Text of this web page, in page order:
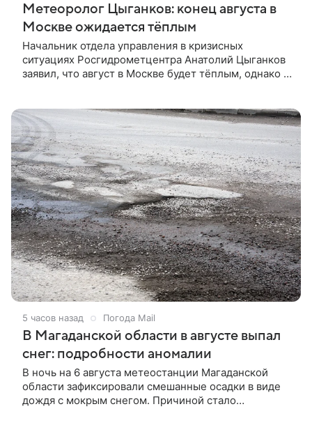
Метеоролог Цыганков: конец августа в
Москве ожидается тёплым
Начальник отдела управления в кризисных
ситуациях Росгидрометцентра Анатолий Цыганков
заявил, что август в Москве будет тёплым, однако в
5 часов назад Погода Mail
В Магаданской области в августе выпал
снег: подробности аномалии
В ночь на 6 августа метеостанции Магаданской
области зафиксировали смешанные осадки в виде
дождя с мокрым снегом. Причиной стало